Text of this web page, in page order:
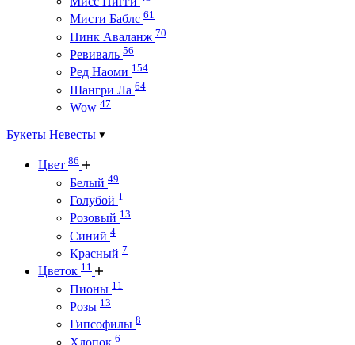
Мисти Баблс 61
Пинк Аваланж 70
Ревиваль 56
Ред Наоми 154
Шангри Ла 64
Wow 47
Букеты Невесты
Цвет 86
Белый 49
Голубой 1
Розовый 13
Синий 4
Красный 7
Цветок 11
Пионы 11
Розы 13
Гипсофилы 8
Хлопок 6